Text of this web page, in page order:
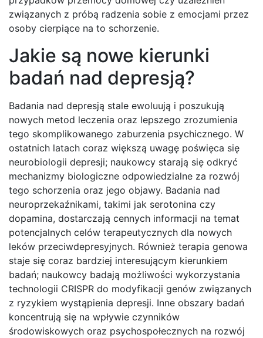
związanych z próbą radzenia sobie z emocjami przez
osoby cierpiące na to schorzenie.
Jakie są nowe kierunki
badań nad depresją?
Badania nad depresją stale ewoluują i poszukują
nowych metod leczenia oraz lepszego zrozumienia
tego skomplikowanego zaburzenia psychicznego. W
ostatnich latach coraz większą uwagę poświęca się
neurobiologii depresji; naukowcy starają się odkryć
mechanizmy biologiczne odpowiedzialne za rozwój
tego schorzenia oraz jego objawy. Badania nad
neuroprzekaźnikami, takimi jak serotonina czy
dopamina, dostarczają cennych informacji na temat
potencjalnych celów terapeutycznych dla nowych
leków przeciwdepresyjnych. Również terapia genowa
staje się coraz bardziej interesującym kierunkiem
badań; naukowcy badają możliwości wykorzystania
technologii CRISPR do modyfikacji genów związanych
z ryzykiem wystąpienia depresji. Inne obszary badań
koncentrują się na wpływie czynników
środowiskowych oraz psychospołecznych na rozwój